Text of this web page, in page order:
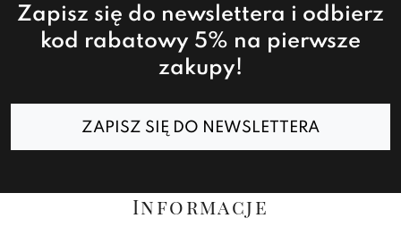
Zapisz się do newslettera i odbierz
kod rabatowy 5% na pierwsze
zakupy!
ZAPISZ SIĘ DO NEWSLETTERA
Informacje